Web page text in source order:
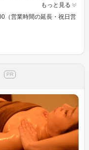
もっと見る
（営業時間の延長・祝日営